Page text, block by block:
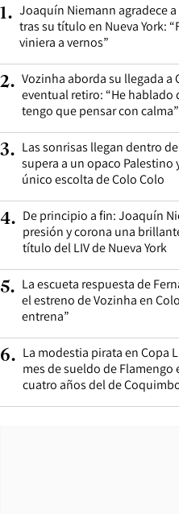
1. Joaquín Niemann agradece
tras su título en Nueva York:
viniera a vernos”
2. Vozinha aborda su llegada a
eventual retiro: “He hablado
tengo que pensar con calma”
3. Las sonrisas llegan dentro
supera a un opaco Palestino
único escolta de Colo Colo
4. De principio a fin: Joaquín
presión y corona una
título del LIV de Nueva York
5. La escueta respuesta de
el estreno de Vozinha en
entrena”
6. La modestia pirata en Copa
mes de sueldo de Flamengo
cuatro años del de